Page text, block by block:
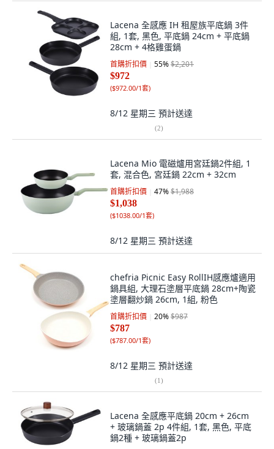
Lacena 全感應 IH 租屋族平底鍋 3件
組, 1套, 黑色, 平底鍋 24cm + 平底鍋
28cm + 4格雞蛋鍋
首購折扣價 55%$2,201
$972
($972.00/1套)
8/12 星期三 預計送達
(2)
Lacena Mio 電磁爐用宮廷鍋2件組, 1
套, 混合色, 宮廷鍋 22cm + 32cm
首購折扣價 47%$1,988
$1,038
($1038.00/1套)
8/12 星期三 預計送達
chefria Picnic Easy RollIH感應爐適用
鍋具組, 大理石塗層平底鍋 28cm+陶瓷
塗層翻炒鍋 26cm, 1組, 粉色
首購折扣價 20%$987
$787
($787.00/1套)
8/12 星期三 預計送達
(1)
Lacena 全感應平底鍋 20cm + 26cm
+ 玻璃鍋蓋 2p 4件組, 1套, 黑色, 平底
鍋2種 + 玻璃鍋蓋2p